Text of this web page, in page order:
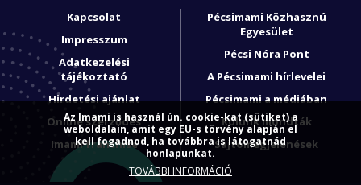
Kapcsolat
Impresszum
Adatkezelési
tájékoztató
Hirdetési ajánlat
Online szerződés
Imami franchise
Pécsimami Közhasznú
Egyesület
Pécsi Nóra Pont
A Pécsimami hírlevelei
Pécsimami a médiában
Rólunk mondták
Sajtómegjelenések
Az Imami is használ ún. cookie-kat (sütiket) a
weboldalain, amit egy EU-s törvény alapján el
kell fogadnod, ha továbbra is látogatnád
honlapunkat.
TOVÁBBI INFORMÁCIÓ